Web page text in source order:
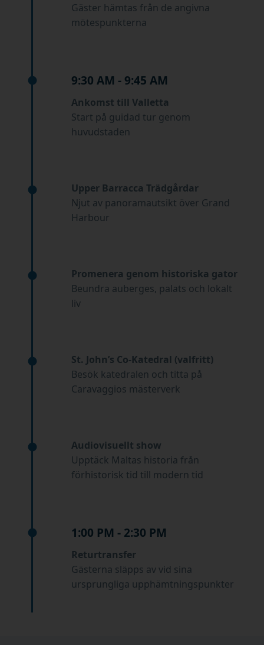
Gäster hämtas från de angivna
mötespunkterna
9:30 AM - 9:45 AM
Ankomst till Valletta
Start på guidad tur genom
huvudstaden
Upper Barracca Trädgårdar
Njut av panoramautsikt över Grand
Harbour
Promenera genom historiska gator
Beundra auberges, palats och lokalt
liv
St. John’s Co-Katedral (valfritt)
Besök katedralen och titta på
Caravaggios mästerverk
Audiovisuellt show
Upptäck Maltas historia från
förhistorisk tid till modern tid
1:00 PM - 2:30 PM
Returtransfer
Gästerna släpps av vid sina
ursprungliga upphämtningspunkter